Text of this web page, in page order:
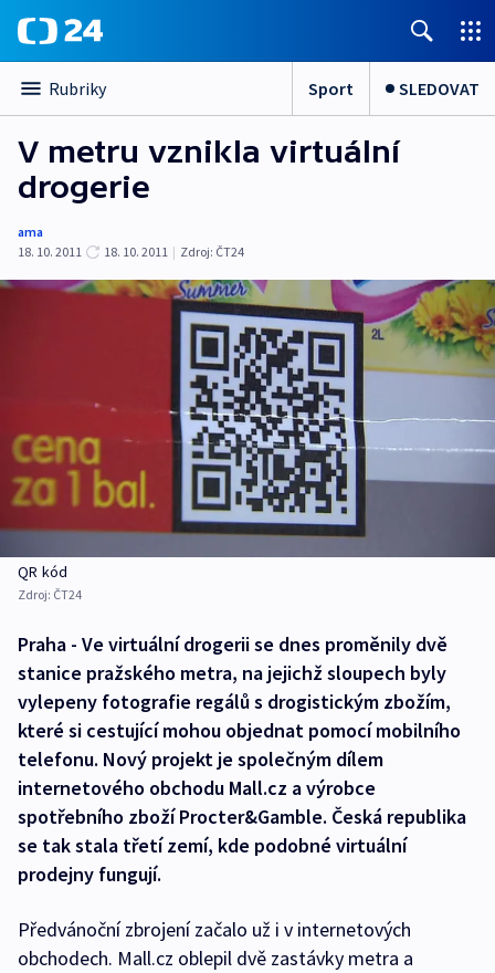
Rubriky Sport SLEDOVAT
V metru vznikla virtuální
drogerie
ama
18. 10. 2011
18. 10. 2011 | Zdroj: ČT24
QR kód
Zdroj: ČT24
Praha - Ve virtuální drogerii se dnes proměnily dvě
stanice pražského metra, na jejichž sloupech byly
vylepeny fotografie regálů s drogistickým zbožím,
které si cestující mohou objednat pomocí mobilního
telefonu. Nový projekt je společným dílem
internetového obchodu Mall.cz a výrobce
spotřebního zboží Procter&Gamble. Česká republika
se tak stala třetí zemí, kde podobné virtuální
prodejny fungují.
Předvánoční zbrojení začalo už i v internetových
obchodech. Mall.cz oblepil dvě zastávky metra a